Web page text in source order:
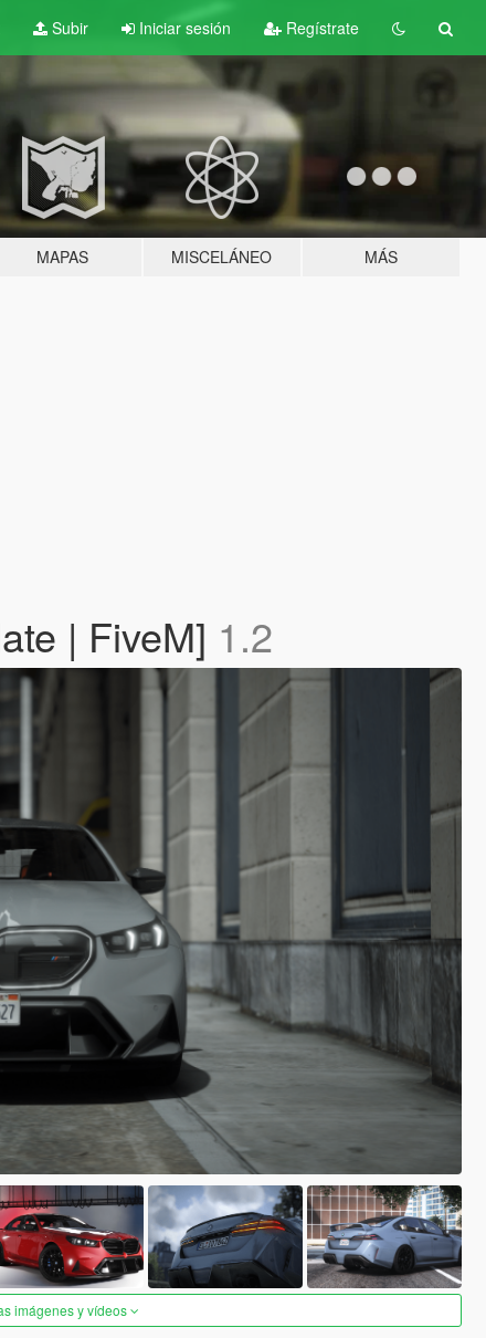
Subir Iniciar sesión Regístrate
MAPAS MISCELÁNEO MÁS
| FiveM] 1.2
imágenes y vídeos